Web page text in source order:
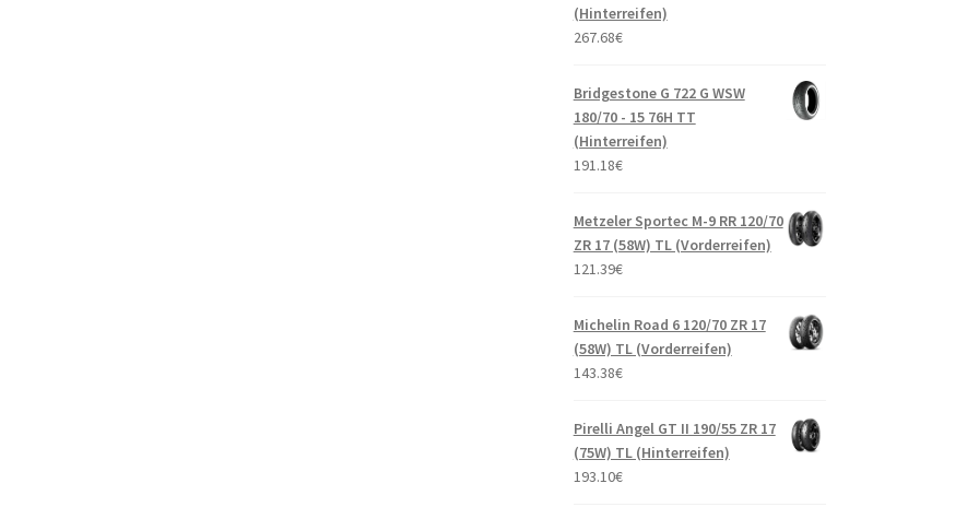
(Hinterreifen)
267.68€
Bridgestone G 722 G WSW
180/70 - 15 76H TT
(Hinterreifen)
191.18€
Metzeler Sportec M-9 RR 120/70
ZR 17 (58W) TL (Vorderreifen)
121.39€
Michelin Road 6 120/70 ZR 17
(58W) TL (Vorderreifen)
143.38€
Pirelli Angel GT II 190/55 ZR 17
(75W) TL (Hinterreifen)
193.10€